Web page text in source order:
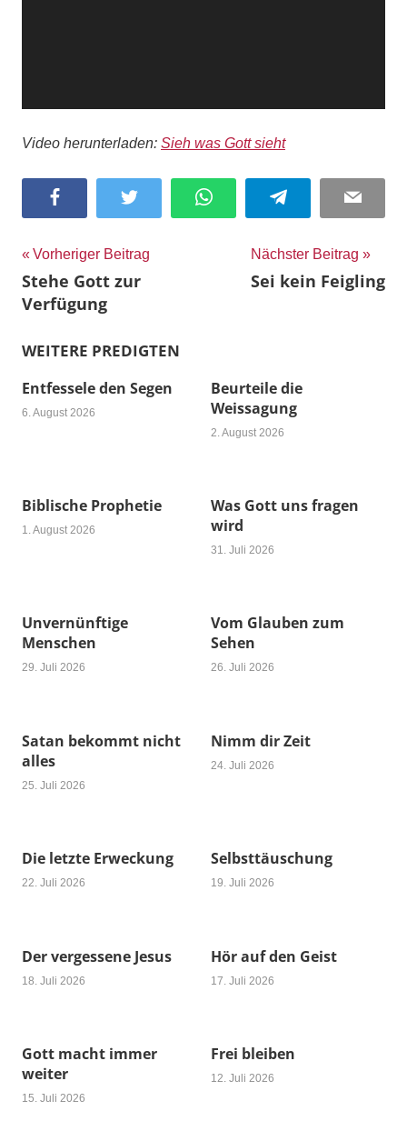
Video herunterladen: Sieh was Gott sieht
Facebook Twitter WhatsApp Telegram Email
Beitragsnavigation
Vorheriger Beitrag
Stehe Gott zur
Verfügung
Nächster Beitrag
Sei kein Feigling
WEITERE PREDIGTEN
Entfessele den Segen
6. August 2026
Beurteile die
Weissagung
2. August 2026
Biblische Prophetie
1. August 2026
Was Gott uns fragen
wird
31. Juli 2026
Unvernünftige
Menschen
29. Juli 2026
Vom Glauben zum
Sehen
26. Juli 2026
Satan bekommt nicht
alles
25. Juli 2026
Nimm dir Zeit
24. Juli 2026
Die letzte Erweckung
22. Juli 2026
Selbsttäuschung
19. Juli 2026
Der vergessene Jesus
18. Juli 2026
Hör auf den Geist
17. Juli 2026
Gott macht immer
weiter
15. Juli 2026
Frei bleiben
12. Juli 2026